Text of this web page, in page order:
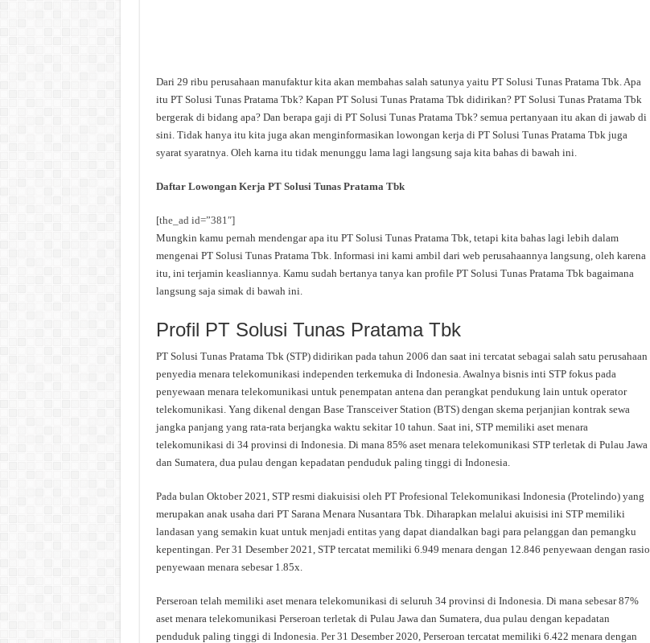
Dari 29 ribu perusahaan manufaktur kita akan membahas salah satunya yaitu PT Solusi Tunas Pratama Tbk. Apa
itu PT Solusi Tunas Pratama Tbk? Kapan PT Solusi Tunas Pratama Tbk didirikan? PT Solusi Tunas Pratama Tbk
bergerak di bidang apa? Dan berapa gaji di PT Solusi Tunas Pratama Tbk? semua pertanyaan itu akan di jawab di
sini. Tidak hanya itu kita juga akan menginformasikan lowongan kerja di PT Solusi Tunas Pratama Tbk juga
syarat syaratnya. Oleh karna itu tidak menunggu lama lagi langsung saja kita bahas di bawah ini.
Daftar Lowongan Kerja PT Solusi Tunas Pratama Tbk
[the_ad id=”381″]
Mungkin kamu pernah mendengar apa itu PT Solusi Tunas Pratama Tbk, tetapi kita bahas lagi lebih dalam
mengenai PT Solusi Tunas Pratama Tbk. Informasi ini kami ambil dari web perusahaannya langsung, oleh karena
itu, ini terjamin keasliannya. Kamu sudah bertanya tanya kan profile PT Solusi Tunas Pratama Tbk bagaimana
langsung saja simak di bawah ini.
Profil PT Solusi Tunas Pratama Tbk
PT Solusi Tunas Pratama Tbk (STP) didirikan pada tahun 2006 dan saat ini tercatat sebagai salah satu perusahaan
penyedia menara telekomunikasi independen terkemuka di Indonesia. Awalnya bisnis inti STP fokus pada
penyewaan menara telekomunikasi untuk penempatan antena dan perangkat pendukung lain untuk operator
telekomunikasi. Yang dikenal dengan Base Transceiver Station (BTS) dengan skema perjanjian kontrak sewa
jangka panjang yang rata-rata berjangka waktu sekitar 10 tahun. Saat ini, STP memiliki aset menara
telekomunikasi di 34 provinsi di Indonesia. Di mana 85% aset menara telekomunikasi STP terletak di Pulau Jawa
dan Sumatera, dua pulau dengan kepadatan penduduk paling tinggi di Indonesia.
Pada bulan Oktober 2021, STP resmi diakuisisi oleh PT Profesional Telekomunikasi Indonesia (Protelindo) yang
merupakan anak usaha dari PT Sarana Menara Nusantara Tbk. Diharapkan melalui akuisisi ini STP memiliki
landasan yang semakin kuat untuk menjadi entitas yang dapat diandalkan bagi para pelanggan dan pemangku
kepentingan. Per 31 Desember 2021, STP tercatat memiliki 6.949 menara dengan 12.846 penyewaan dengan rasio
penyewaan menara sebesar 1.85x.
Perseroan telah memiliki aset menara telekomunikasi di seluruh 34 provinsi di Indonesia. Di mana sebesar 87%
aset menara telekomunikasi Perseroan terletak di Pulau Jawa dan Sumatera, dua pulau dengan kepadatan
penduduk paling tinggi di Indonesia. Per 31 Desember 2020, Perseroan tercatat memiliki 6.422 menara dengan